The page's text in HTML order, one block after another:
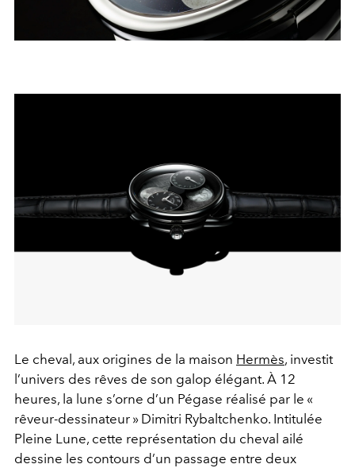
Le cheval, aux origines de la maison Hermès, investit
l’univers des rêves de son galop élégant. À 12
heures, la lune s’orne d’un Pégase réalisé par le «
rêveur-dessinateur » Dimitri Rybaltchenko. Intitulée
Pleine Lune, cette représentation du cheval ailé
dessine les contours d’un passage entre deux